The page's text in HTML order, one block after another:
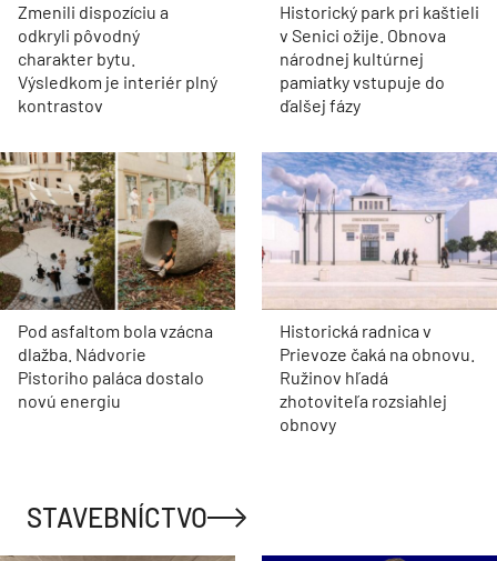
Zmenili dispozíciu a
odkryli pôvodný
charakter bytu.
Výsledkom je interiér plný
kontrastov
Historický park pri kaštieli
v Senici ožije. Obnova
národnej kultúrnej
pamiatky vstupuje do
ďalšej fázy
Pod asfaltom bola vzácna
dlažba. Nádvorie
Pistoriho paláca dostalo
novú energiu
Historická radnica v
Prievoze čaká na obnovu.
Ružinov hľadá
zhotoviteľa rozsiahlej
obnovy
STAVEBNÍCTVO